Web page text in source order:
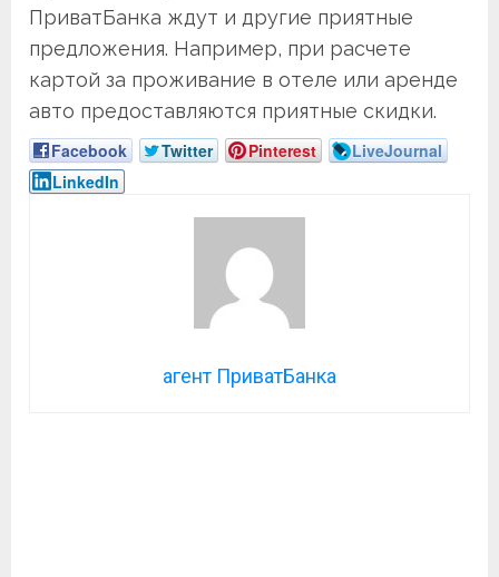
ПриватБанка ждут и другие приятные
предложения. Например, при расчете
картой за проживание в отеле или аренде
авто предоставляются приятные скидки.
Facebook Twitter Pinterest
LiveJournal
LinkedIn
агент ПриватБанка